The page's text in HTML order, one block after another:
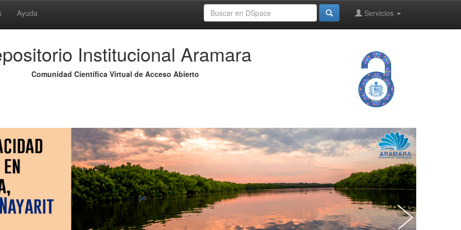
Ayuda Servicios
Institucional Aramara
Comunidad Científica Virtual de Acceso Abierto